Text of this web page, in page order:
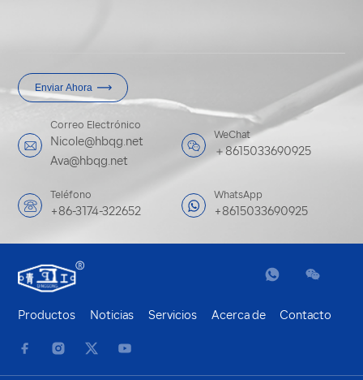
Enviar Ahora
Correo Electrónico
Nicole@hbqg.net
Ava@hbqg.net
WeChat
＋8615033690925
Teléfono
+86-3174-322652
WhatsApp
+8615033690925
Productos Noticias Servicios Acerca de Contacto